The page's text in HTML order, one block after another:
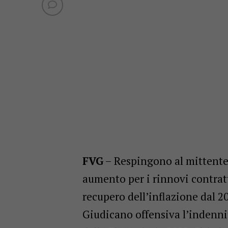
FVG– Respingono al
aumento per i rinnovi
recupero dell’inflazione dal
Giudicano offensiva